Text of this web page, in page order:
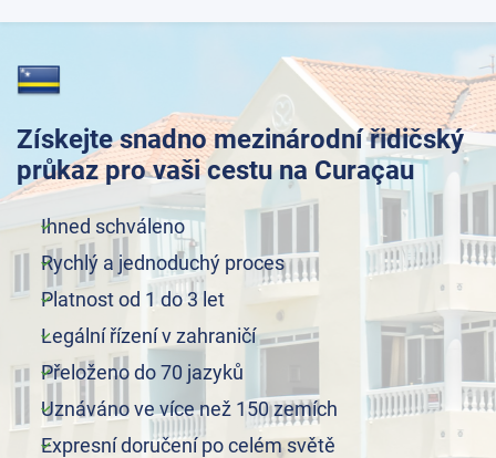
Získejte snadno mezinárodní řidičský
průkaz pro vaši cestu na Curaçau
Ihned schváleno
Rychlý a jednoduchý proces
Platnost od 1 do 3 let
Legální řízení v zahraničí
Přeloženo do 70 jazyků
Uznáváno ve více než 150 zemích
Expresní doručení po celém světě